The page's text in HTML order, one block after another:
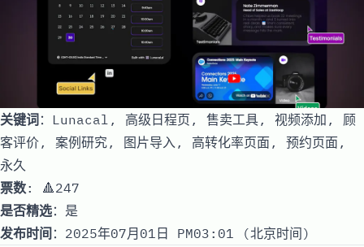
关键词：Lunacal, 高级日程页, 售卖工具, 视频添加, 顾
客评价, 案例研究, 图片导入, 高转化率页面, 预约页面,
永久
票数: 🔺247
是否精选：是
发布时间 ：2025年07月01日 PM03:01 (北京时间)